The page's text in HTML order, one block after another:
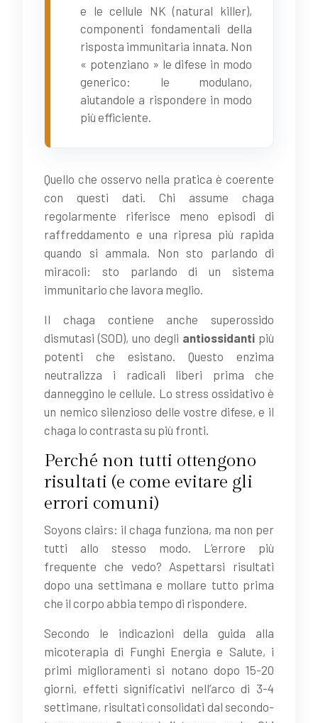
e le cellule NK (natural killer),
componenti fondamentali della
risposta immunitaria innata. Non
« potenziano » le difese in modo
generico: le modulano,
aiutandole a rispondere in modo
più efficiente.
Quello che osservo nella pratica è coerente
con questi dati. Chi assume chaga
regolarmente riferisce meno episodi di
raffreddamento e una ripresa più rapida
quando si ammala. Non sto parlando di
miracoli: sto parlando di un sistema
immunitario che lavora meglio.
Il chaga contiene anche superossido
dismutasi (SOD), uno degli antiossidanti più
potenti che esistano. Questo enzima
neutralizza i radicali liberi prima che
danneggino le cellule. Lo stress ossidativo è
un nemico silenzioso delle vostre difese, e il
chaga lo contrasta su più fronti.
Perché non tutti ottengono
risultati (e come evitare gli
errori comuni)
Soyons clairs: il chaga funziona, ma non per
tutti allo stesso modo. L’errore più
frequente che vedo? Aspettarsi risultati
dopo una settimana e mollare tutto prima
che il corpo abbia tempo di rispondere.
Secondo le indicazioni della guida alla
micoterapia di Funghi Energia e Salute, i
primi miglioramenti si notano dopo 15-20
giorni, effetti significativi nell’arco di 3-4
settimane, risultati consolidati dal secondo-